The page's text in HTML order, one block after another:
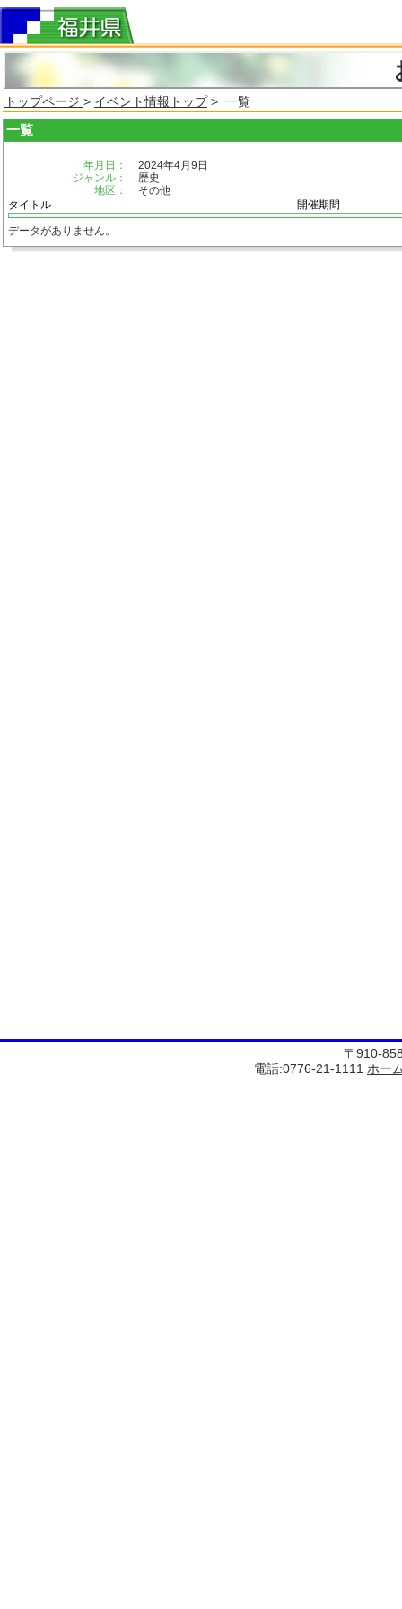
トップページ > イベント情報トップ> 一覧
一覧
年月日：
2024年4月9日
ジャンル：
歴史
地区：
その他
タイトル
開催期間
データがありません。
〒910-
電話:0776-21-1111 ホー